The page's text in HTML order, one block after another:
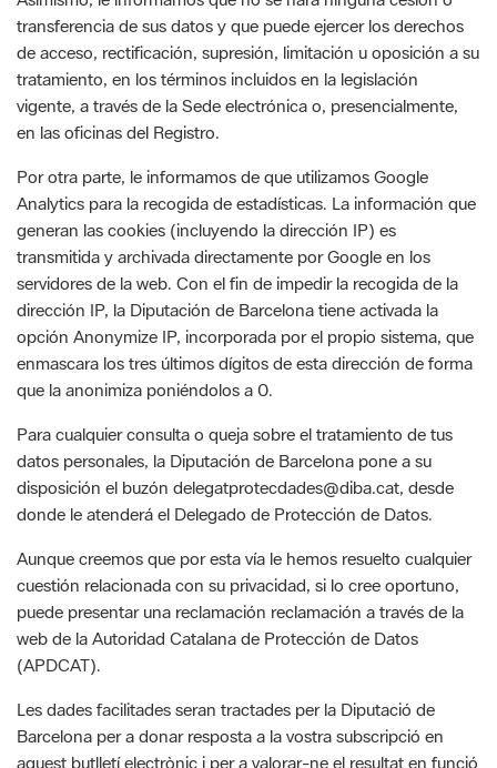
vigente, a través de la Sede electrónica o, presencialmente,
en las oficinas del Registro.
Por otra parte, le informamos de que utilizamos Google
Analytics para la recogida de estadísticas. La información que
transmitida y archivada directamente por Google en los
servidores de la web. Con el fin de impedir la recogida de la
dirección IP, la Diputación de Barcelona tiene activada la
opción Anonymize IP, incorporada por el propio sistema, que
enmascara los tres últimos dígitos de esta dirección de forma
que la anonimiza poniéndolos a 0.
Para cualquier consulta o queja sobre el tratamiento de tus
datos personales, la Diputación de Barcelona pone a su
donde le atenderá el Delegado de Protección de Datos.
Aunque creemos que por esta vía le hemos resuelto cualquier
cuestión relacionada con su privacidad, si lo cree oportuno,
web de la Autoridad Catalana de Protección de Datos
(APDCAT).
Les dades facilitades seran tractades per la Diputació de
Barcelona per a donar resposta a la vostra subscripció en
de la missió d’interès públic de difusió de les activitats dels Ens
locals i de la pròpia Diputació.